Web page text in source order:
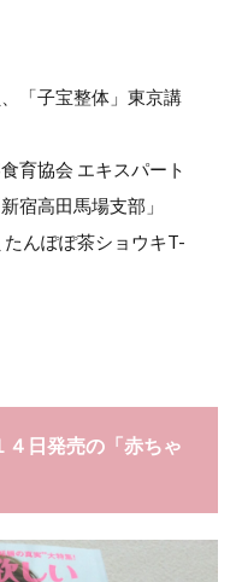
「子宝整体」東京講
育協会 エキスパート
宿高田馬場支部」
たんぽぽ茶ショウキT-
日発売の「赤ちゃ